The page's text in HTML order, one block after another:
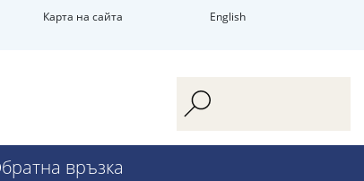
Карта на сайта English
връзка